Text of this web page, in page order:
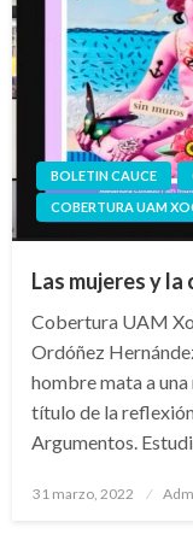
BOLETIN CAUCE
COBERTURA UAM
Las mujeres y
Cobertura UAM
Ordóñez
hombre mata a
título de la
Argumentos.
Publicado
31 marzo, 2022